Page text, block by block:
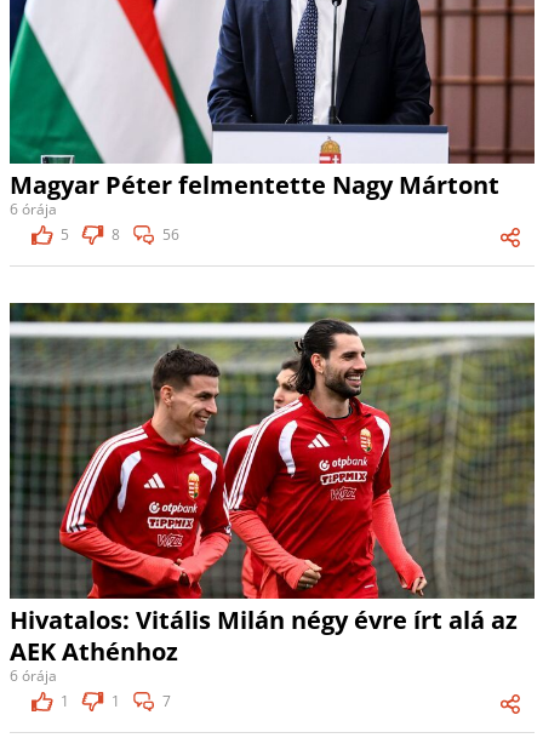
Magyar Péter felmentette Nagy Mártont
6 órája
5
8 56
Hivatalos: Vitális Milán négy évre írt alá az
AEK Athénhoz
6 órája
1
1 7